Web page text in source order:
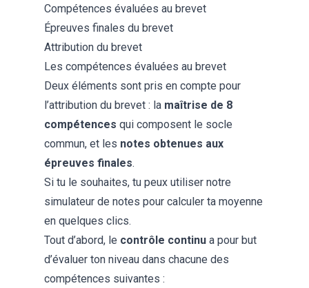
Compétences évaluées au brevet
Épreuves finales du brevet
Attribution du brevet
Les compétences évaluées au brevet
Deux éléments sont pris en compte pour
l’attribution du brevet : la maîtrise de 8
compétences qui composent le socle
commun, et les notes obtenues aux
épreuves finales.
Si tu le souhaites, tu peux utiliser notre
simulateur de notes pour calculer ta moyenne
en quelques clics.
Tout d’abord, le contrôle continu a pour but
d’évaluer ton niveau dans chacune des
compétences suivantes :